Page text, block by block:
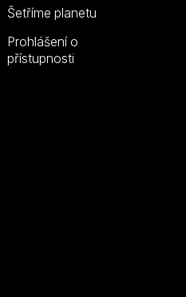
Šetříme planetu
Prohlášení o
přístupnosti